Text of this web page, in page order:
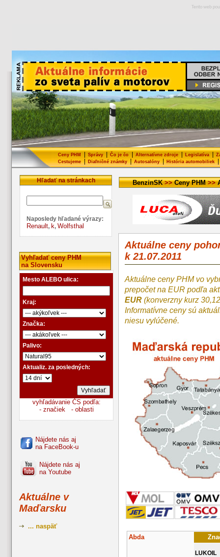
Tento web
Ceny PHM Správy Čo je čo Alternatívne zdroje Legislatíva
Cestujeme| Diaľničné známky| Autosalóny| História automobiliek|
Hľadať na stránkach
Naposledy hľadané výrazy:
Renault, k, Wolfsthal
Vyhľadať ceny PHM
na Slovensku
Mesto ALEBO ulica:
Kraj:
Značka:
Palivo:
Aktualiz. za posledných:
vyhľadávanie ČS podľa:
- značiek
- oblasti
Nájdete nás aj
na FaceBook-u
Nájdete nás aj
na Youtube
Aktuálne v
Maďarsku
... naspäť
BenzinSK>>Ceny PHM>>
Aktuálne ceny
k 21.07.2011
Aktuálne ceny PHM vo
prepočet na EUR podľa
EUR (konverzny kurz
Informatívne ceny sú
niesu vylúčené.
Abda
LUKOIL